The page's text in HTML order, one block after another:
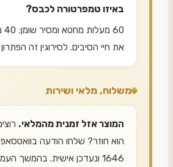
באיזו טמפרטורה לכבס?
את חיי הסיבים. לסירוגין זה
משלוח, מלאי ושירות
המוצר אזל זמנית מהמלאי.
1646 ונעדכן אישית. בהמשך